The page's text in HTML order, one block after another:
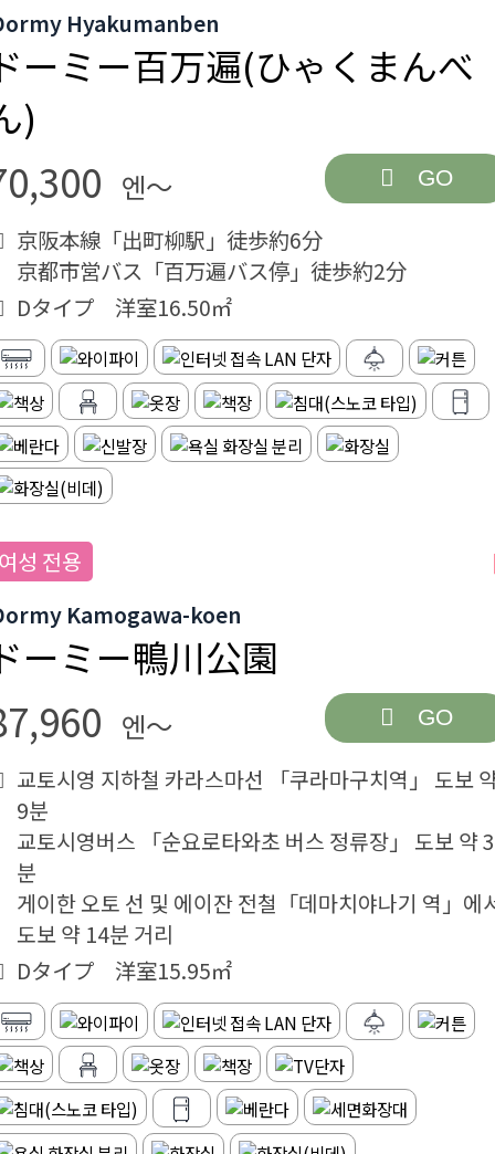
Hyakumanben
ーミー百万遍(ひゃくまんべ
)
엔～ GO
京阪本線「出町柳駅」徒歩約6分
京都市営バス「百万遍バス停」徒歩約2分
Dタイプ 洋室16.50㎡
성 전용
Kamogawa-koen
ーミー鴨川公園
엔～ GO
교토시영 지하철 카라스마선 「쿠라마구치역」 도보
9분
교토시영버스 「순요로타와초 버스 정류장」 도보 약 3
분
게이한 오토 선 및 에이잔 전철「데마치야나기 역」에
도보 약 14분 거리
Dタイプ 洋室15.95㎡